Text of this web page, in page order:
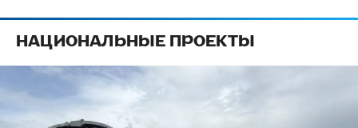
НАЦИОНАЛЬНЫЕ ПРОЕКТЫ